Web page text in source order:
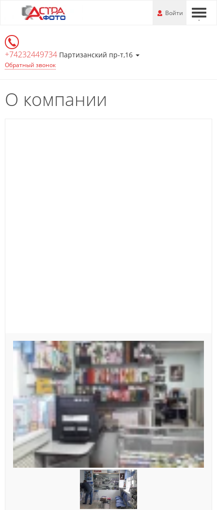
Перейти
информации
---
Войти
+74232449734 Партизанский пр-т,16
Обратный звонок
О компании